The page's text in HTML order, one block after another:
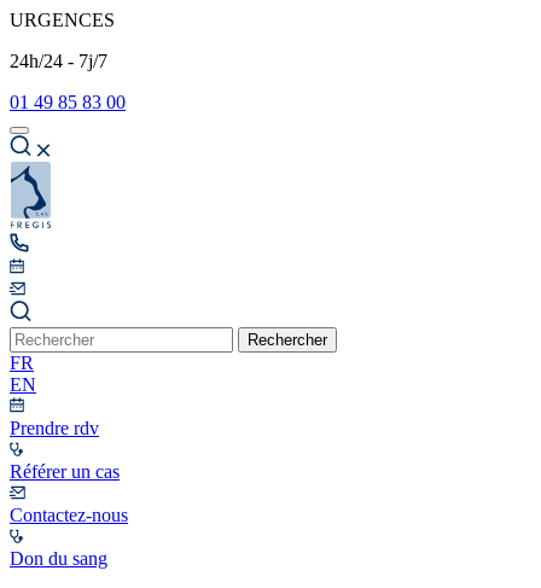
URGENCES
24h/24 - 7j/7
01 49 85 83 00
Rechercher
FR
EN
Prendre rdv
Référer un cas
Contactez-nous
Don du sang